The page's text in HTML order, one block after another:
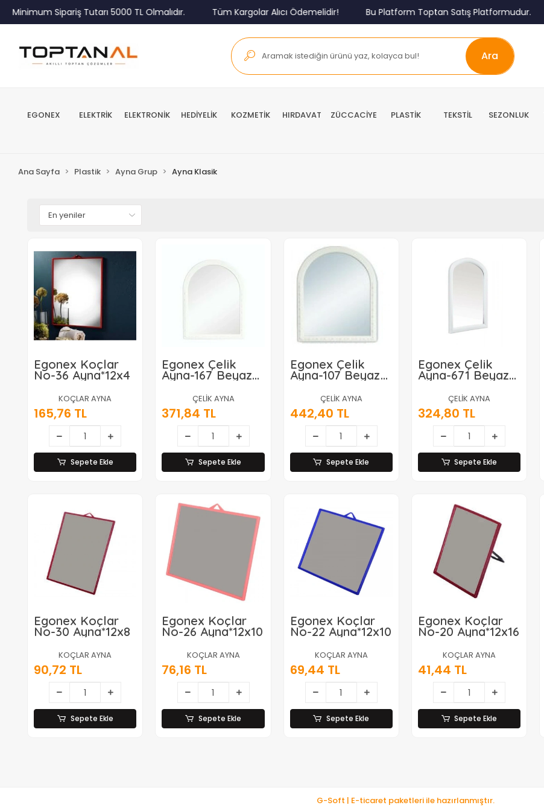
Minimum Sipariş Tutarı 5000 TL Olmalıdır. Tüm Kargolar Alıcı Ödemelidir! Bu Platform Toptan Satış Platformudur.
Ara
EGONEX ELEKTRİK ELEKTRONİK HEDİYELİK KOZMETİK HIRDAVAT ZÜCCACİYE PLASTİK TEKSTİL SEZONLUK
Ana Sayfa Plastik Ayna Grup Ayna Klasik
Egonex Koçlar
No-36 Ayna*12x4
KOÇLAR AYNA
165,76 TL
Sepete Ekle
Egonex Çelik
Ayna-167 Beyaz
ÇELİK AYNA
371,84 TL
Sepete Ekle
Egonex Çelik
Ayna-107 Beyaz
Ayna*10ÇELİK AYNA
442,40 TL
Sepete Ekle
Egonex Çelik
Ayna-671 Beyaz
ÇELİK AYNA
324,80 TL
Sepete Ekle
Egonex Koçlar
No-30 Ayna*12x8
KOÇLAR AYNA
90,72 TL
Sepete Ekle
Egonex Koçlar
No-26 Ayna*12x10
KOÇLAR AYNA
76,16 TL
Sepete Ekle
Egonex Koçlar
No-22 Ayna*12x10
KOÇLAR AYNA
69,44 TL
Sepete Ekle
Egonex Koçlar
No-20 Ayna*12x16
KOÇLAR AYNA
41,44 TL
Sepete Ekle
G-Soft | E-ticaret paketleri ile hazırlanmıştır.